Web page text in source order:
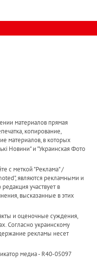
материалов прямая
копирование,
материалов, в которых
Новини" и "Украинская Фото
с меткой "Реклама" /
являются рекламными и
участвует в
высказанные в этих
и оценочные суждения,
Согласно украинскому
рекламы несет
медиа - R40-05097